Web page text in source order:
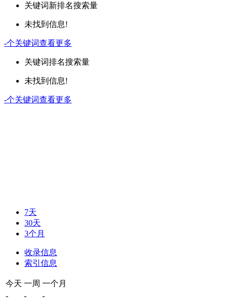
关键词新排名搜索量
未找到信息!
-个关键词查看更多
关键词排名搜索量
未找到信息!
-个关键词查看更多
7天
30天
3个月
收录信息
索引信息
今天 一周 一个月
-
-
-